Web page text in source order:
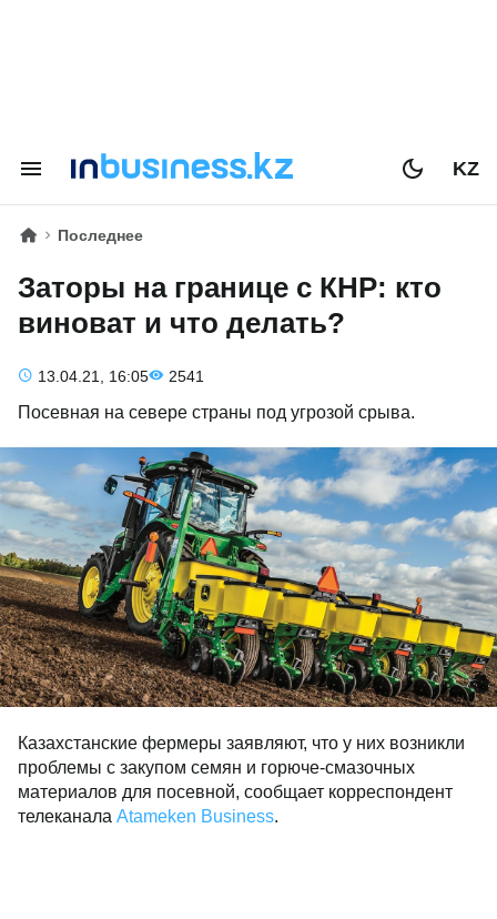
KZ
Последнее
Заторы на границе с КНР: кто
виноват и что делать?
13.04.21, 16:05 2541
Посевная на севере страны под угрозой срыва.
Казахстанские фермеры заявляют, что у них возникли
проблемы с закупом семян и горюче-смазочных
материалов для посевной, сообщает корреспондент
телеканала Atameken Business.